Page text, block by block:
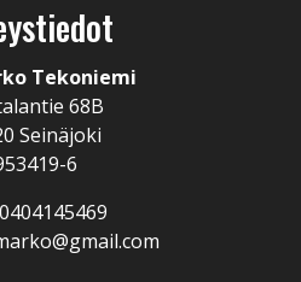
Tekoniemi
68B
Seinäjoki
6